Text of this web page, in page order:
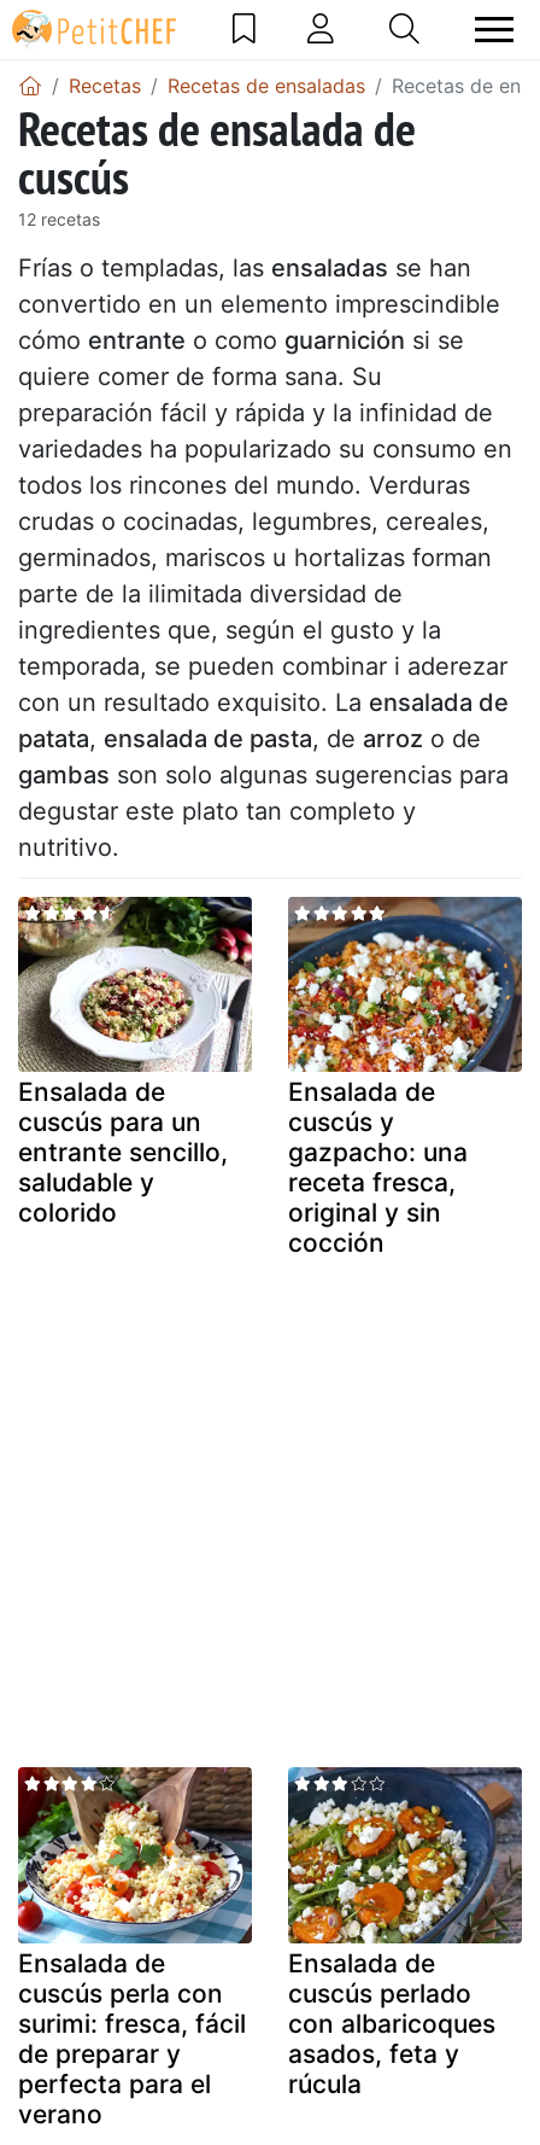
Recetas Recetas de ensaladas Recetas de
Recetas de ensalada de
cuscús
12 recetas
Frías o templadas, las ensaladas se han
convertido en un elemento imprescindible
cómo entrante o como guarnición si se
quiere comer de forma sana. Su
preparación fácil y rápida y la infinidad de
variedades ha popularizado su consumo en
todos los rincones del mundo. Verduras
crudas o cocinadas, legumbres, cereales,
germinados, mariscos u hortalizas forman
parte de la ilimitada diversidad de
ingredientes que, según el gusto y la
temporada, se pueden combinar i aderezar
con un resultado exquisito. La ensalada de
patata, ensalada de pasta, de arroz o de
gambas son solo algunas sugerencias para
degustar este plato tan completo y
nutritivo.
Ensalada de
cuscús para un
entrante sencillo,
saludable y
colorido
Ensalada de
cuscús y
gazpacho: una
receta fresca,
original y sin
cocción
Ensalada de
cuscús perla con
surimi: fresca, fácil
de preparar y
perfecta para el
verano
Ensalada de
cuscús perlado
con albaricoques
asados, feta y
rúcula